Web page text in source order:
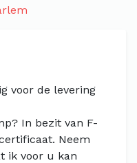
voor de levering
In bezit van F-
Neem
ik voor u kan